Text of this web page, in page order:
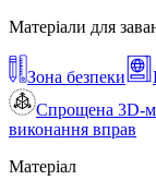
Матеріали для
Зона безпеки
Спрощена 3D-
виконання вправ
Матеріал